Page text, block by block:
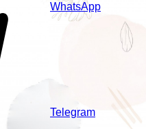
WhatsApp
Telegram